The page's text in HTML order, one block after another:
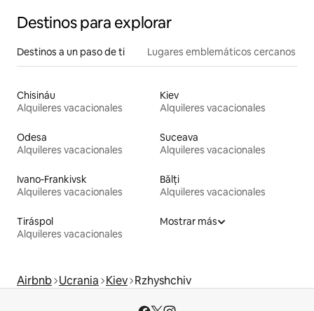
Destinos para explorar
Destinos a un paso de ti Lugares emblemáticos cercanos
Chisináu
Alquileres vacacionales
Kiev
Alquileres vacacionales
Odesa
Alquileres vacacionales
Suceava
Alquileres vacacionales
Ivano-Frankivsk
Alquileres vacacionales
Bălți
Alquileres vacacionales
Tiráspol
Alquileres vacacionales
Mostrar más
Airbnb Ucrania Kiev Rzhyshchiv